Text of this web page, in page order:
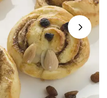
Next